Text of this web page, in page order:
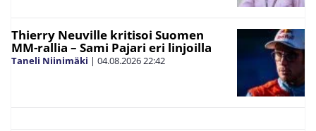
Thierry Neuville kritisoi Suomen
MM-rallia – Sami Pajari eri linjoilla
Taneli Niinimäki | 04.08.202622:42